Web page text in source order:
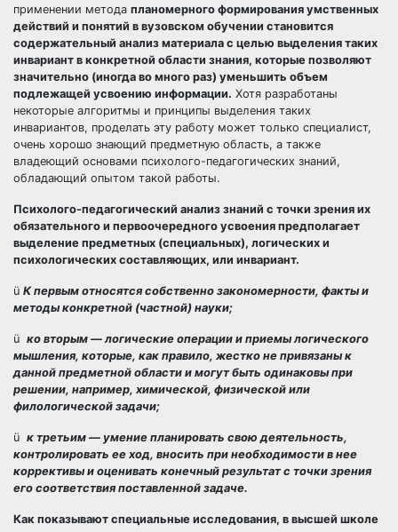
применении метода планомерного формирования умственных
действий и понятий в вузовском обучении становится
содержательный анализ материала с целью выделения таких
инвариант в конкретной области знания, которые позволяют
значительно (иногда во много раз) уменьшить объем
подлежащей усвоению информации. Хотя разработаны
некоторые алгоритмы и принципы выделения таких
инвариантов, проделать эту работу может только специалист,
очень хорошо знающий предметную область, а также
владеющий основами психолого-педагогических знаний,
обладающий опытом такой работы.
Психолого-педагогический анализ знаний с точки зрения их
обязательного и первоочередного усвоения предполагает
выделение предметных (специальных), логических и
психологических составляющих, или инвариант.
ü К первым относятся собственно закономерности, факты и
методы конкретной (частной) науки;
ü ко вторым — логические операции и приемы логического
мышления, которые, как правило, жестко не привязаны к
данной предметной области и могут быть одинаковы при
решении, например, химической, физической или
филологической задачи;
ü к третьим — умение планировать свою деятельность,
контролировать ее ход, вносить при необходимости в нее
коррективы и оценивать конечный результат с точки зрения
его соответствия поставленной задаче.
Как показывают специальные исследования, в высшей школе